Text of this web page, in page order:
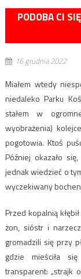
PODOBA CI
16 grudnia 2022
Miałem wtedy
niedaleko Parku
stałem w
wyobrażenia)
pogotowia. Ktoś
Później okazało
jednak wiedzieć o
wyczekiwany
Przed kopalnią
żon, sióstr i
gromadzili się przy
gdzie mieściła
transparent: „strajk